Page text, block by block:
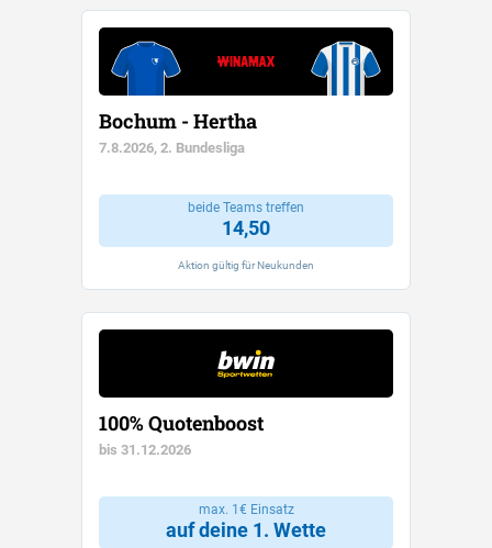
Bochum - Hertha
7.8.2026, 2. Bundesliga
beide Teams treffen
14,50
Aktion gültig für Neukunden
100% Quotenboost
bis 31.12.2026
max. 1€ Einsatz
auf deine 1. Wette